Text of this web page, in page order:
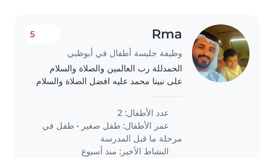
Rma
وظيفة جليسة أطفال في أبوظبي
5
الحمدللة رب العالمين والصلاة والسلام
على نبينا محمد عليه افضل الصلاة والسلام
عدد الأطفال: 2
عمر الأطفال: طفل صغير • طفل في
مرحلة ما قبل المدرسة
النشاط الأخير: منذ أسبوع